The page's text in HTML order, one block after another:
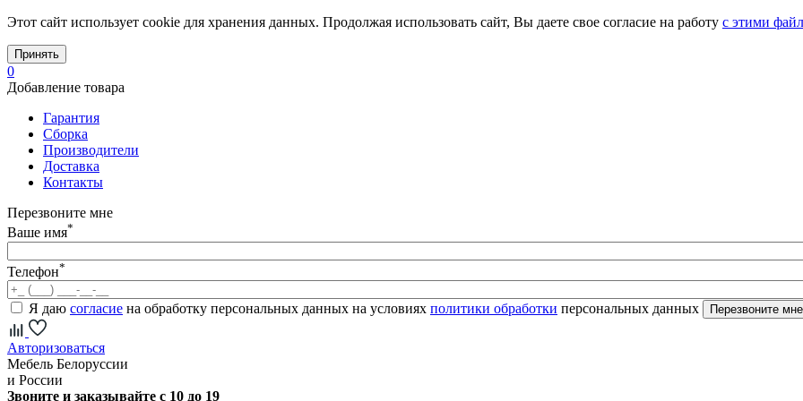
Этот сайт использует cookie для хранения данных. Продолжая использовать сайт, Вы даете свое согласие на работу с этими
Принять
0
Добавление товара
Гарантия
Сборка
Производители
Доставка
Контакты
Перезвоните мне
Ваше имя*
Телефон*
Я даю согласие на обработку персональных данных на условиях политики обработки персональных данных
Авторизоваться
Мебель Белоруссии
и России
Звоните и заказывайте с 10 до 19